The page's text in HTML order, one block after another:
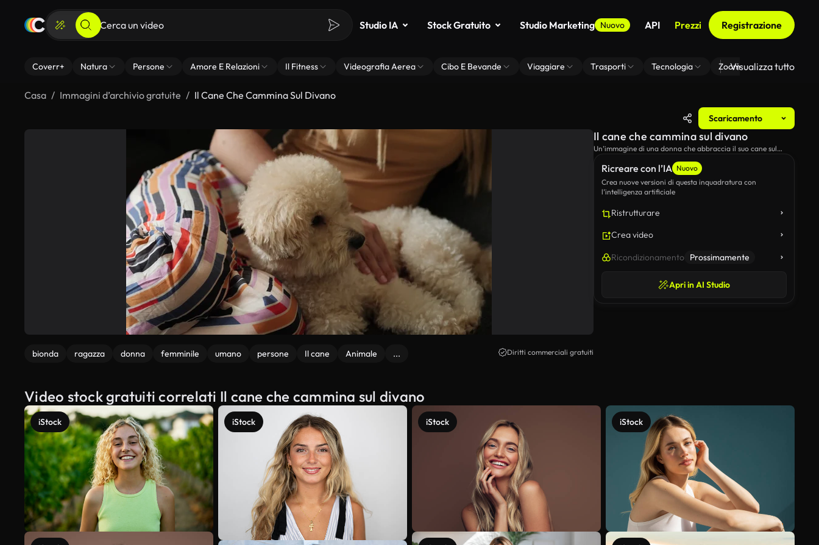
Studio IA Stock Gratuito Studio Marketing Nuovo API Prezzi Registrazione
Coverr+ Natura Persone Amore E Relazioni Il Fitness Videografia Aerea Cibo E Bevande Viaggiare Trasporti Tecnologia Zoom Di Sfondo Virtuale
Visualizza tutto
Casa Immagini d’archivio gratuite Il Cane Che Cammina Sul Divano
Scaricamento
bionda ragazza donna femminile umano persone Il cane Animale ... Diritti commerciali gratuiti
Ricreare con l’IA Nuovo
Crea nuove versioni di questa inquadratura con
l’intelligenza artificiale
Ristrutturare
Crea video
Ricondizionamento Prossimamente
Apri in AI Studio
Il cane che cammina sul divano
Un’immagine di una donna che abbraccia il suo cane sul
Video stock gratuiti correlati Il cane che cammina sul divano
iStock iStock iStock iStock